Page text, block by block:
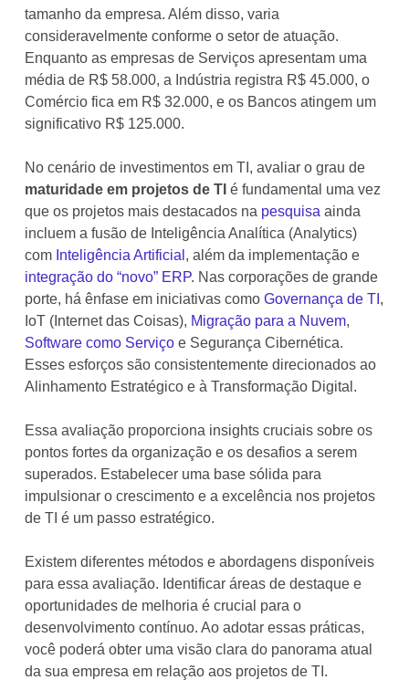
tamanho da empresa. Além disso, varia
consideravelmente conforme o setor de atuação.
Enquanto as empresas de Serviços apresentam uma
média de R$ 58.000, a Indústria registra R$ 45.000, o
Comércio fica em R$ 32.000, e os Bancos atingem um
significativo R$ 125.000.
No cenário de investimentos em TI, avaliar o grau de
maturidade em projetos de TI é fundamental uma vez
que os projetos mais destacados na pesquisa ainda
incluem a fusão de Inteligência Analítica (Analytics)
com Inteligência Artificial , além da implementação e
integração do “novo” ERP. Nas corporações de grande
porte, há ênfase em iniciativas como Governança de TI ,
IoT (Internet das Coisas), Migração para a Nuvem,
Software como Serviço e Segurança Cibernética.
Esses esforços são consistentemente direcionados ao
Alinhamento Estratégico e à Transformação Digital.
Essa avaliação proporciona insights cruciais sobre os
pontos fortes da organização e os desafios a serem
superados. Estabelecer uma base sólida para
impulsionar o crescimento e a excelência nos projetos
de TI é um passo estratégico.
Existem diferentes métodos e abordagens disponíveis
para essa avaliação. Identificar áreas de destaque e
oportunidades de melhoria é crucial para o
desenvolvimento contínuo. Ao adotar essas práticas,
você poderá obter uma visão clara do panorama atual
da sua empresa em relação aos projetos de TI.